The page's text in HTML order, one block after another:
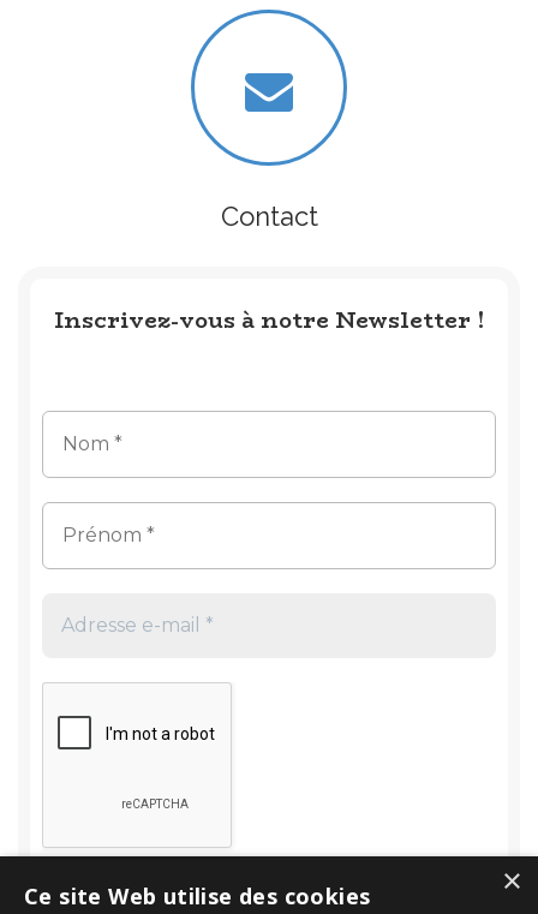
Contact
Inscrivez-vous à notre Newsletter !
×
Ce site Web utilise des cookies